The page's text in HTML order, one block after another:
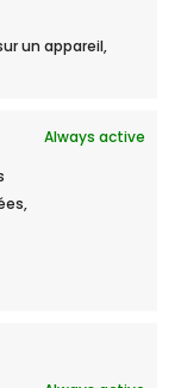
un appareil,
Always active
DE
Fabrice
en
à